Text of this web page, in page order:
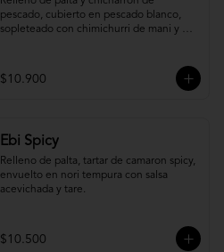
pescado, cubierto en pescado blanco,
sopleteado con chimichurri de mani y
$10.900
Ebi Spicy
Relleno de palta, tartar de camaron spicy,
envuelto en nori tempura con salsa
acevichada y tare.
$10.500